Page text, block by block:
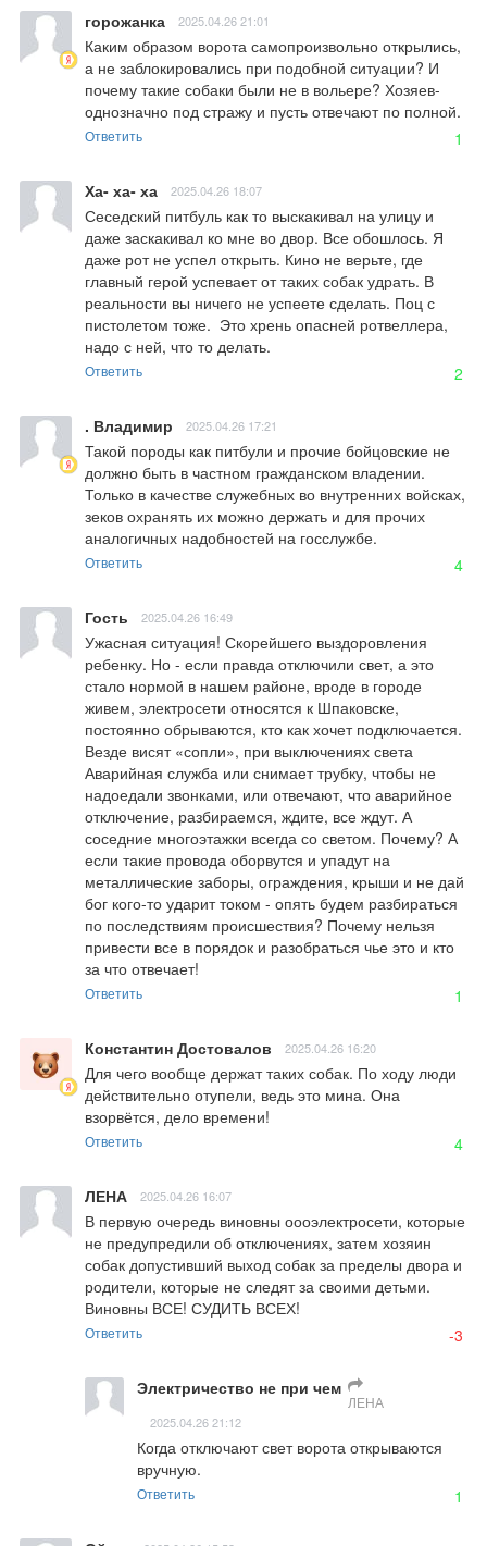
горожанка 2025.04.26 21:01
Каким образом ворота самопроизвольно открылись,
а не заблокировались при подобной ситуации? И
почему такие собаки были не в вольере? Хозяев-
однозначно под стражу и пусть отвечают по полной.
Ответить 1
Ха- ха- ха 2025.04.26 18:07
Сеседский питбуль как то выскакивал на улицу и
даже заскакивал ко мне во двор. Все обошлось. Я
даже рот не успел открыть. Кино не верьте, где
главный герой успевает от таких собак удрать. В
реальности вы ничего не успеете сделать. Поц с
пистолетом тоже.  Это хрень опасней ротвеллера,
надо с ней, что то делать.
Ответить 2
. Владимир 2025.04.26 17:21
Такой породы как питбули и прочие бойцовские не
должно быть в частном гражданском владении.
Только в качестве служебных во внутренних войсках,
зеков охранять их можно держать и для прочих
аналогичных надобностей на госслужбе.
Ответить 4
Гость 2025.04.26 16:49
Ужасная ситуация! Скорейшего выздоровления
ребенку. Но - если правда отключили свет, а это
стало нормой в нашем районе, вроде в городе
живем, электросети относятся к Шпаковске,
постоянно обрываются, кто как хочет подключается.
Везде висят «сопли», при выключениях света
Аварийная служба или снимает трубку, чтобы не
надоедали звонками, или отвечают, что аварийное
отключение, разбираемся, ждите, все ждут. А
соседние многоэтажки всегда со светом. Почему? А
если такие провода оборвутся и упадут на
металлические заборы, ограждения, крыши и не дай
бог кого-то ударит током - опять будем разбираться
по последствиям происшествия? Почему нельзя
привести все в порядок и разобраться чье это и кто
за что отвечает!
Ответить 1
Константин Достовалов 2025.04.26 16:20
Для чего вообще держат таких собак. По ходу люди
действительно отупели, ведь это мина. Она
взорвётся, дело времени!
Ответить 4
ЛЕНА 2025.04.26 16:07
В первую очередь виновны оооэлектросети, которые
не предупредили об отключениях, затем хозяин
собак допустивший выход собак за пределы двора и
родители, которые не следят за своими детьми.
Виновны ВСЕ! СУДИТЬ ВСЕХ!
Ответить -3
Электричество не при чем
ЛЕНА
2025.04.26 21:12
Когда отключают свет ворота открываются
вручную.
Ответить 1